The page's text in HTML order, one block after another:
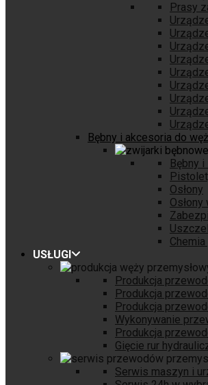
Prasy
Bębny i akcesoria do
Bębny
Osłony
USŁUGI
Produkcja
Produkcja
Produkcja
Wykonywanie
Produkcja
Gięcie rur
Serwis maszyn i